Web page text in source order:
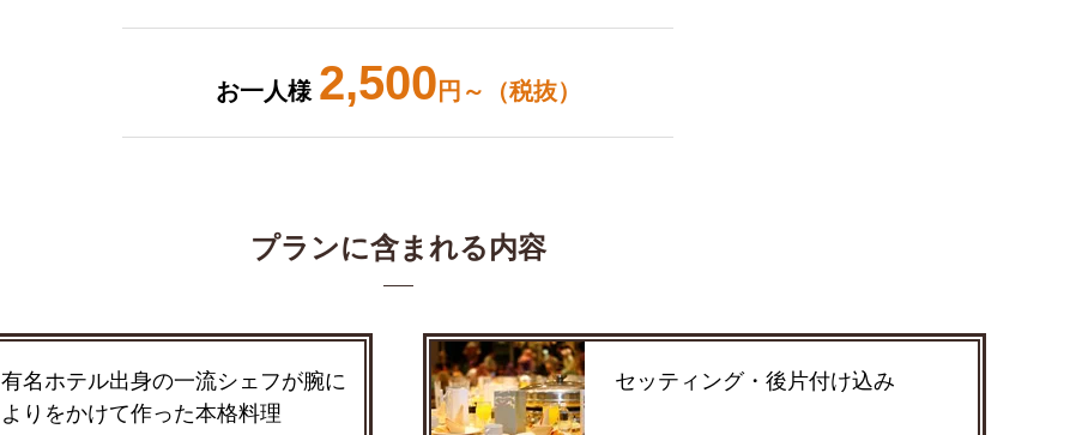
お一人様 2,500 円～（税抜）
プランに含まれる内容
有名ホテル出身の一流シェフが腕に
よりをかけて作った本格料理
セッティング・後片付け込み